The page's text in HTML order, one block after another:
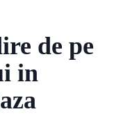
de pe
in